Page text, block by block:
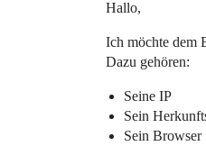
Hallo,
Ich möchte dem
Dazu gehören:
Seine IP
Sein
Sein Browser